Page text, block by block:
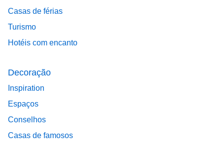
Casas de férias
Turismo
Hotéis com encanto
Decoração
Inspiration
Espaços
Conselhos
Casas de famosos